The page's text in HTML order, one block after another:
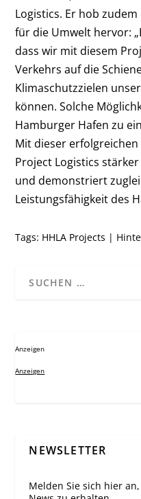
Logistics. Er hob
für die Umwelt hervor:
dass wir mit diesem
Verkehrs auf die
Klimaschutzzielen
können. Solche
Hamburger Hafen zu
Mit dieser
Project Logistics
und demonstriert
Leistungsfähigkeit des
Tags: HHLA Projects |
Anzeigen
Anzeigen
NEWSLETTER
Melden Sie sich hier